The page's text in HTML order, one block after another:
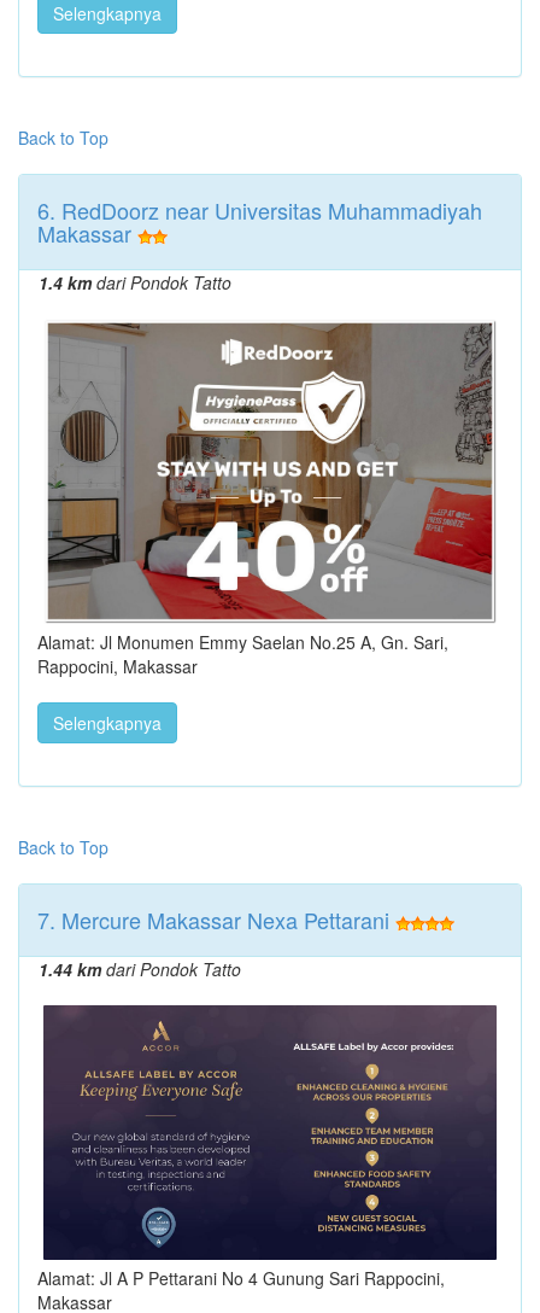
Selengkapnya
Back to Top
6. RedDoorz near Universitas Muhammadiyah
Makassar
1.4 kmdari Pondok Tatto
Alamat: Jl Monumen Emmy Saelan No.25 A, Gn. Sari,
Rappocini, Makassar
Selengkapnya
Back to Top
7. Mercure Makassar Nexa Pettarani
1.44 kmdari Pondok Tatto
Alamat: Jl A P Pettarani No 4 Gunung Sari Rappocini,
Makassar